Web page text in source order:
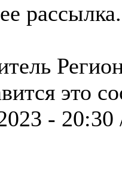
рассылка.
это
-